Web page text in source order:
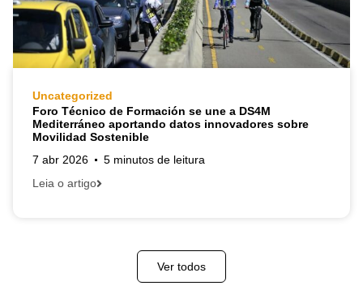
Uncategorized
Foro Técnico de Formación se une a DS4M
Mediterráneo aportando datos innovadores sobre
Movilidad Sostenible
7 abr 2026
5 minutos de leitura
Leia o artigo
Ver todos